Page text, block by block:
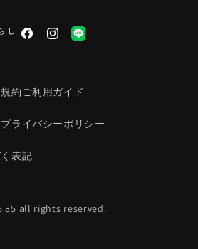
FacebookInstagram
LINE
約ご利用ガイド
プライバシーポリシー
表記
85 all rights reserved.